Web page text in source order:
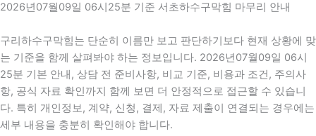
2026년07월09일 06시25분 기준 서초하수구막힘 마무리 안내
구리하수구막힘는 단순히 이름만 보고 판단하기보다 현재 상황에 맞
는 기준을 함께 살펴봐야 하는 정보입니다. 2026년07월09일 06시
25분 기본 안내, 상담 전 준비사항, 비교 기준, 비용과 조건, 주의사
항, 공식 자료 확인까지 함께 보면 더 안정적으로 접근할 수 있습니
다. 특히 개인정보, 계약, 신청, 결제, 자료 제출이 연결되는 경우에는
세부 내용을 충분히 확인해야 합니다.